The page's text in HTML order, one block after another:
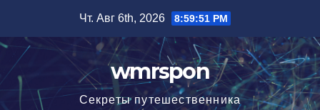
содержимому
Чт. Авг 6th, 2026 8:59:52 PM
wmrspon
Секреты путешественника